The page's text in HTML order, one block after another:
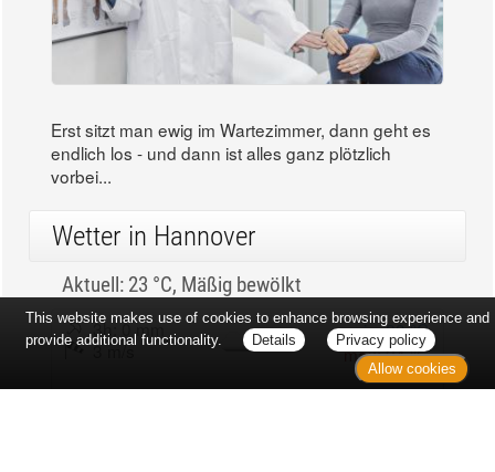
Erst sitzt man ewig im Wartezimmer, dann geht es
endlich los - und dann ist alles ganz plötzlich
vorbei...
Wetter in Hannover
Aktuell: 23 °C, Mäßig bewölkt
3h: 0 mm
3 m/s
min: 23 °C
max: 24 °C
This website makes use of cookies to enhance browsing experience and
provide additional functionality.
Details
Privacy policy
Allow cookies